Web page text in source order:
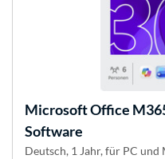
MicrosoftOffice
Software
Deutsch, 1 Jahr, für PC und